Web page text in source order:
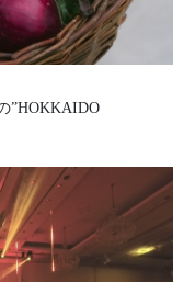
”HOKKAIDO